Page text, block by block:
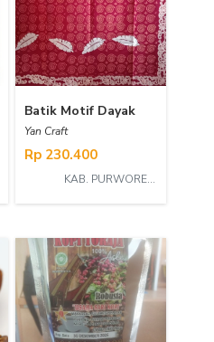
Batik Motif Dayak
Yan Craft
Rp 230.400
KAB. PURWOREJO